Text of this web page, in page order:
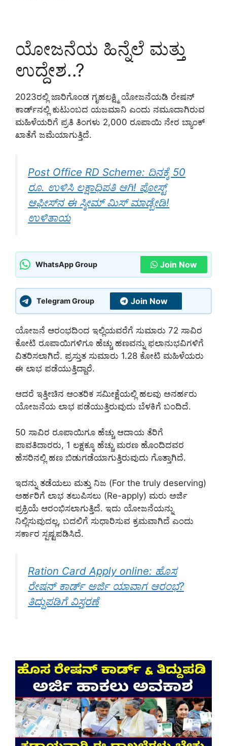
ಯೋಜನೆಯ ಹಿನ್ನೆಲೆ ಮತ್ತು
ಉದ್ದೇಶ..?
2023ರಲ್ಲಿ ಜಾರಿಗೊಂಡ ಗೃಹಲಕ್ಷ್ಮಿ ಯೋಜನೆಯಡಿ ರೇಷನ್
ಕಾರ್ಡ್‌ನಲ್ಲಿ ಕುಟುಂಬದ ಯಜಮಾನಿ ಎಂದು ನಮೂದಾಗಿರುವ
ಮಹಿಳೆಯರಿಗೆ ಪ್ರತಿ ತಿಂಗಳು 2,000 ರೂಪಾಯಿ ನೇರ ಬ್ಯಾಂಕ್
ಖಾತೆಗೆ ಜಮೆಯಾಗುತ್ತಿದೆ.
Post Office RD Scheme: ದಿನಕ್ಕೆ 50
ರೂ. ಉಳಿಸಿ ಲಕ್ಷಾಧಿಪತಿ ಆಗಿ! ಪೋಸ್ಟ್
ಆಫೀಸ್‌ನ ಈ ಸ್ಕೀಮ್ ಮಿಸ್ ಮಾಡ್ಬೇಡಿ!
ಉಳಿತಾಯ
WhatsApp Group Join Now
Telegram Group Join Now
ಯೋಜನೆ ಆರಂಭದಿಂದ ಇಲ್ಲಿಯವರೆಗೆ ಸುಮಾರು 72 ಸಾವಿರ
ಕೋಟಿ ರೂಪಾಯಿಗಳಿಗೂ ಹೆಚ್ಚು ಹಣವನ್ನು ಫಲಾನುಭವಿಗಳಿಗೆ
ವಿತರಿಸಲಾಗಿದೆ. ಪ್ರಸ್ತುತ ಸುಮಾರು 1.28 ಕೋಟಿ ಮಹಿಳೆಯರು
ಈ ಲಾಭ ಪಡೆಯುತ್ತಿದ್ದಾರೆ.
ಆದರೆ ಇತ್ತೀಚಿನ ಆಂತರಿಕ ಸಮೀಕ್ಷೆಯಲ್ಲಿ ಹಲವು ಅನರ್ಹರು
ಯೋಜನೆಯ ಲಾಭ ಪಡೆಯುತ್ತಿರುವುದು ಬೆಳಕಿಗೆ ಬಂದಿದೆ.
50 ಸಾವಿರ ರೂಪಾಯಿಗೂ ಹೆಚ್ಚು ಆದಾಯ ತೆರಿಗೆ
ಪಾವತಿದಾರರು, 1 ಲಕ್ಷಕ್ಕೂ ಹೆಚ್ಚು ಮರಣ ಹೊಂದಿದವರ
ಹೆಸರಿನಲ್ಲಿ ಹಣ ಬಿಡುಗಡೆಯಾಗುತ್ತಿರುವುದು ಗೊತ್ತಾಗಿದೆ.
ಇದನ್ನು ತಡೆಯಲು ಮತ್ತು ನಿಜ (For the truly deserving)
ಅರ್ಹರಿಗೆ ಲಾಭ ತಲುಪಿಸಲು (Re-apply) ಮರು ಅರ್ಜಿ
ಪ್ರಕ್ರಿಯೆ ಆರಂಭಿಸಲಾಗುತ್ತಿದೆ. ಇದು ಯೋಜನೆಯನ್ನು
ನಿಲ್ಲಿಸುವುದಲ್ಲ, ಬದಲಿಗೆ ಸುಧಾರಿಸುವ ಕ್ರಮವಾಗಿದೆ ಎಂದು
ಸರ್ಕಾರ ಸ್ಪಷ್ಟಪಡಿಸಿದೆ.
Ration Card Apply online: ಹೊಸ
ರೇಷನ್ ಕಾರ್ಡ್ ಅರ್ಜಿ ಯಾವಾಗ ಆರಂಭ?
ತಿದ್ದುಪಡಿಗೆ ವಿಸ್ತರಣೆ